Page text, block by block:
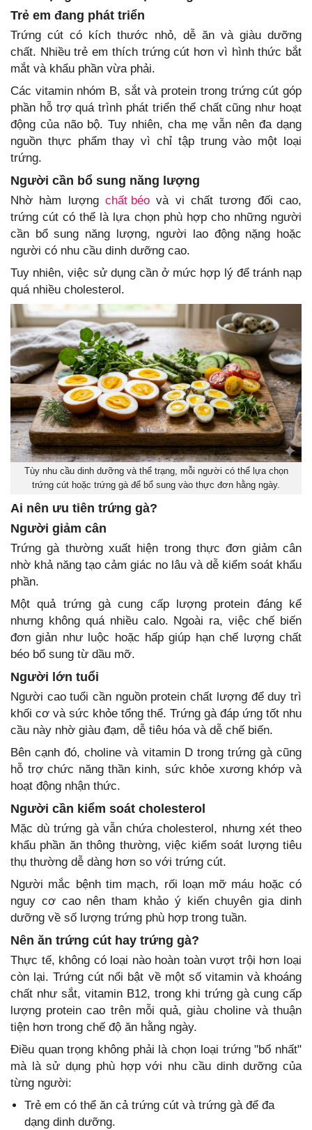
Trẻ em đang phát triển
Trứng cút có kích thước nhỏ, dễ ăn và giàu dưỡng
chất. Nhiều trẻ em thích trứng cút hơn vì hình thức bắt
mắt và khẩu phần vừa phải.
Các vitamin nhóm B, sắt và protein trong trứng cút góp
phần hỗ trợ quá trình phát triển thể chất cũng như hoạt
động của não bộ. Tuy nhiên, cha mẹ vẫn nên đa dạng
nguồn thực phẩm thay vì chỉ tập trung vào một loại
trứng.
Người cần bổ sung năng lượng
Nhờ hàm lượng chất béo và vi chất tương đối cao,
trứng cút có thể là lựa chọn phù hợp cho những người
cần bổ sung năng lượng, người lao động nặng hoặc
người có nhu cầu dinh dưỡng cao.
Tuy nhiên, việc sử dụng cần ở mức hợp lý để tránh nạp
quá nhiều cholesterol.
Tùy nhu cầu dinh dưỡng và thể trạng, mỗi người có thể lựa chọn
trứng cút hoặc trứng gà để bổ sung vào thực đơn hằng ngày.
Ai nên ưu tiên trứng gà?
Người giảm cân
Trứng gà thường xuất hiện trong thực đơn giảm cân
nhờ khả năng tạo cảm giác no lâu và dễ kiểm soát khẩu
phần.
Một quả trứng gà cung cấp lượng protein đáng kể
nhưng không quá nhiều calo. Ngoài ra, việc chế biến
đơn giản như luộc hoặc hấp giúp hạn chế lượng chất
béo bổ sung từ dầu mỡ.
Người lớn tuổi
Người cao tuổi cần nguồn protein chất lượng để duy trì
khối cơ và sức khỏe tổng thể. Trứng gà đáp ứng tốt nhu
cầu này nhờ giàu đạm, dễ tiêu hóa và dễ chế biến.
Bên cạnh đó, choline và vitamin D trong trứng gà cũng
hỗ trợ chức năng thần kinh, sức khỏe xương khớp và
hoạt động nhận thức.
Người cần kiểm soát cholesterol
Mặc dù trứng gà vẫn chứa cholesterol, nhưng xét theo
khẩu phần ăn thông thường, việc kiểm soát lượng tiêu
thụ thường dễ dàng hơn so với trứng cút.
Người mắc bệnh tim mạch, rối loạn mỡ máu hoặc có
nguy cơ cao nên tham khảo ý kiến chuyên gia dinh
dưỡng về số lượng trứng phù hợp trong tuần.
Nên ăn trứng cút hay trứng gà?
Thực tế, không có loại nào hoàn toàn vượt trội hơn loại
còn lại. Trứng cút nổi bật về một số vitamin và khoáng
chất như sắt, vitamin B12, trong khi trứng gà cung cấp
lượng protein cao trên mỗi quả, giàu choline và thuận
tiện hơn trong chế độ ăn hằng ngày.
Điều quan trọng không phải là chọn loại trứng "bổ nhất"
mà là sử dụng phù hợp với nhu cầu dinh dưỡng của
từng người:
Trẻ em có thể ăn cả trứng cút và trứng gà để đa
dạng dinh dưỡng.